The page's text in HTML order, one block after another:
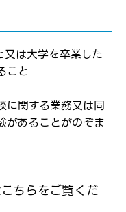
は大学を卒業した
こと
に関する業務又は同
があることがのぞま
ちらをご覧くだ